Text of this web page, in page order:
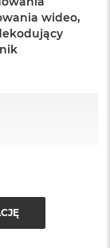
edytujesz
wideo,